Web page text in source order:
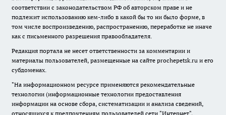
соответствии с законодательством РФ об авторском праве и не
подлежит использованию кем-либо в какой бы то ни было форме, в
том числе воспроизведению, распространению, переработке не иначе
как с письменного разрешения правообладателя.
Редакция портала не несет ответственности за комментарии и
материалы пользователей, размещенные на сайте prochepetsk.ru и его
субдоменах.
"На информационном ресурсе применяются рекомендательные
технологии (информационные технологии предоставления
информации на основе сбора, систематизации и анализа сведений,
относящихся к предпочтениям пользователей сети "Интернет",